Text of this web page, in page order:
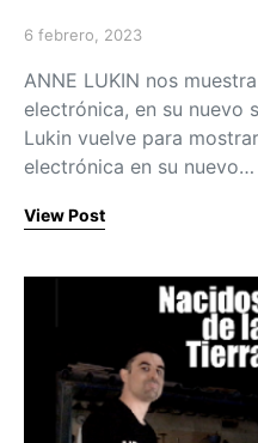
Posted on
6 febrero, 2023
ANNE LUKIN nos
electrónica, en su nuevo
Lukin vuelve para
electrónica en su nuevo…
View Post